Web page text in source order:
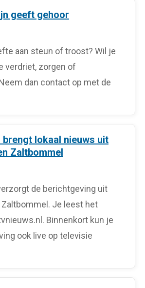
geeft gehoor
aan steun of troost? Wil je
verdriet, zorgen of
dan contact op met de
brengt lokaal nieuws uit
Zaltbommel
de berichtgeving uit
Zaltbommel. Je leest het
Binnenkort kun je
ook live op televisie